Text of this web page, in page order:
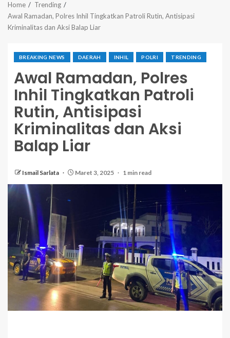
Home
Trending
Awal Ramadan, Polres Inhil Tingkatkan Patroli Rutin, Antisipasi
Kriminalitas dan Aksi Balap Liar
BREAKING NEWS DAERAH INHIL POLRI TRENDING
Awal Ramadan, Polres
Inhil Tingkatkan Patroli
Rutin, Antisipasi
Kriminalitas dan Aksi
Balap Liar
Ismail Sarlata Maret 3, 2025 1 min read